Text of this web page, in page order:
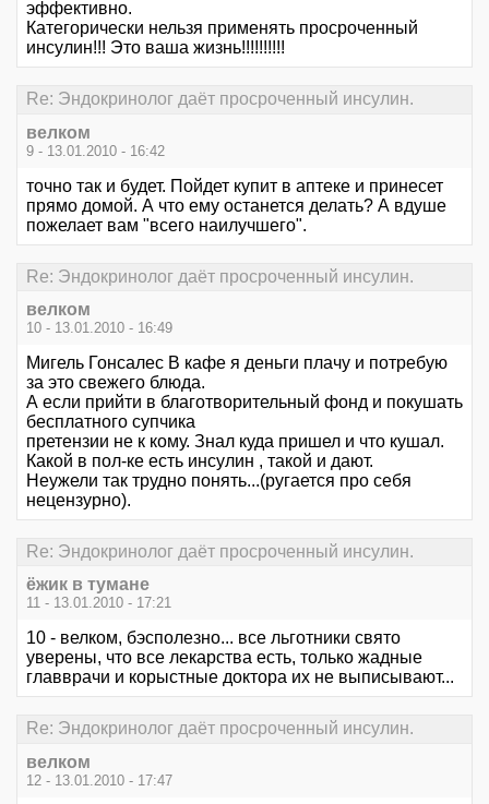
эффективно.
Категорически нельзя применять просроченный
инсулин!!! Это ваша жизнь!!!!!!!!!!
Re: Эндокринолог даёт просроченный инсулин.
велком
9 - 13.01.2010 - 16:42
точно так и будет. Пойдет купит в аптеке и принесет
прямо домой. А что ему останется делать? А вдуше
пожелает вам "всего наилучшего".
Re: Эндокринолог даёт просроченный инсулин.
велком
10 - 13.01.2010 - 16:49
Мигель Гонсалес В кафе я деньги плачу и потребую
за это свежего блюда.
А если прийти в благотворительный фонд и покушать
бесплатного супчика
претензии не к кому. Знал куда пришел и что кушал.
Какой в пол-ке есть инсулин , такой и дают.
Неужели так трудно понять...(ругается про себя
нецензурно).
Re: Эндокринолог даёт просроченный инсулин.
ёжик в тумане
11 - 13.01.2010 - 17:21
10 - велком, бэсполезно... все льготники свято
уверены, что все лекарства есть, только жадные
главврачи и корыстные доктора их не выписывают...
Re: Эндокринолог даёт просроченный инсулин.
велком
12 - 13.01.2010 - 17:47